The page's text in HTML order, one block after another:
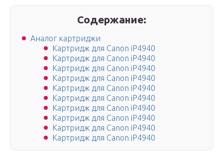
Содержание:
Аналог картриджи
Картридж для Canon iP4940
Картридж для Canon iP4940
Картридж для Canon iP4940
Картридж для Canon iP4940
Картридж для Canon iP4940
Картридж для Canon iP4940
Картридж для Canon iP4940
Картридж для Canon iP4940
Картридж для Canon iP4940
Картридж для Canon iP4940